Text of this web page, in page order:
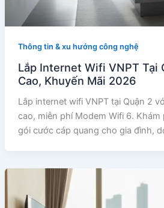
Thông tin & xu hướng công nghệ
Lắp Internet Wifi VNPT Tại
Cao, Khuyến Mãi 2026
Lắp internet wifi VNPT tại Quận 2
cao, miễn phí Modem Wifi 6. Khám
gói cước cáp quang cho gia đình,